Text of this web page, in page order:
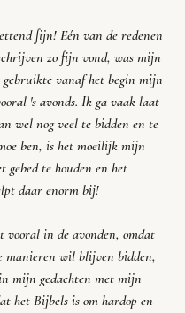
fijn! Eén van de redenen
zo fijn vond, was mijn
vanaf het begin mijn
's avonds. Ik ga vaak laat
wel nog veel te bidden en te
ben, is het moeilijk mijn
gebed te houden en het
daar enorm bij!
vooral in de avonden, omdat
manieren wil blijven bidden,
mijn gedachten met mijn
het Bijbels is om hardop en